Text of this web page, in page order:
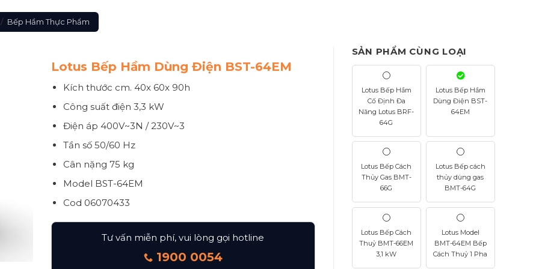
/ Bếp Hầm Thực Phẩm
Lotus Bếp Hầm Dùng Điện BST-64EM
Kích thước cm. 40x 60x 90h
Công suất điện 3,3 kW
Điện áp 400V~3N / 230V~3
Tần số50/60 Hz
Cân nặng 75 kg
Model BST-64EM
Cod 06070433
Tư vấn miễn phí, vui lòng gọi hotline
1900 0054
SẢN PHẨM CÙNG LOẠI
Lotus Bếp Hầm
Cố Định Đa
Năng Lotus BRF-
64G
Lotus Bếp Hầm
Dùng Điện BST-
64EM
Lotus Bếp Cách
Thủy Gas BMT-
66G
Lotus Bếp cách
thủy dùng gas
BMT-64G
Lotus Bếp Cách
Thuỷ BMT-66EM
3,1 kW
Lotus Model
BMT-64EM Bếp
Cách Thuỷ 1 Pha